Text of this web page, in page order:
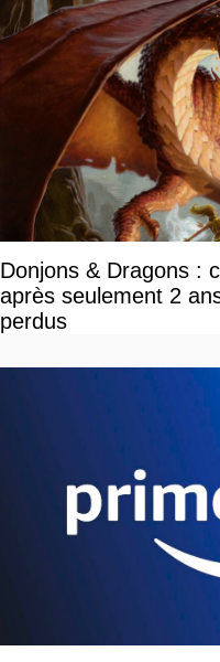
Donjons & Dragons :
après seulement 2
perdus